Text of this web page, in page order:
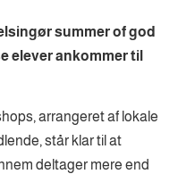
summer of god
elever ankommer til
arrangeret af lokale
står klar til at
deltager mere end